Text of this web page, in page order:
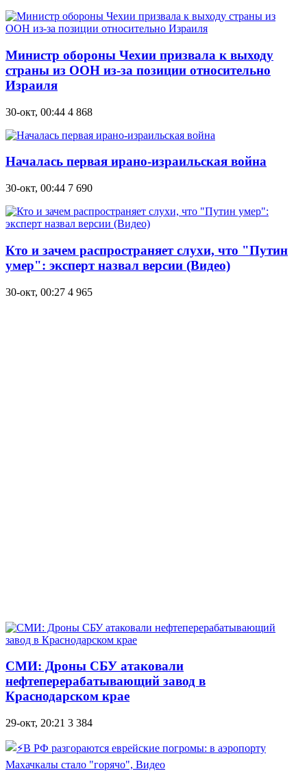
Министр обороны Чехии призвала к выходу
страны из ООН из-за позиции относительно
Израиля
30-окт, 00:44 4 868
Началась первая ирано-израильская война
30-окт, 00:44 7 690
Кто и зачем распространяет слухи, что "Путин
умер": эксперт назвал версии (Видео)
30-окт, 00:27 4 965
СМИ: Дроны СБУ атаковали
нефтеперерабатывающий завод в
Краснодарском крае
29-окт, 20:21 3 384